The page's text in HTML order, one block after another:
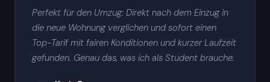
Perfekt für den Umzug: Direkt nach dem Einzug in
die neue Wohnung verglichen und sofort einen
Top-Tarif mit fairen Konditionen und kurzer Laufzeit
gefunden. Genau das, was ich als Student brauche.